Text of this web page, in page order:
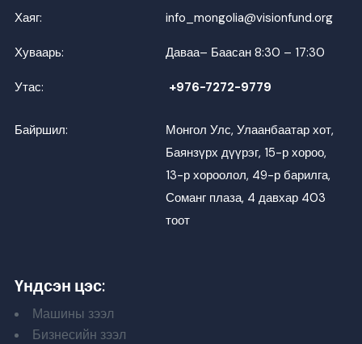
Хаяг: info_mongolia@visionfund.org
Хуваарь: Даваа– Баасан 8:30 – 17:30
Утас: +976-7272-9779
Байршил:
Монгол Улс, Улаанбаатар хот,
Баянзүрх дүүрэг, 15-р хороо,
13-р хороолол, 49-р барилга,
Соманг плаза, 4 давхар 403
тоот
Үндсэн цэс:
Машины зээл
Бизнесийн зээл